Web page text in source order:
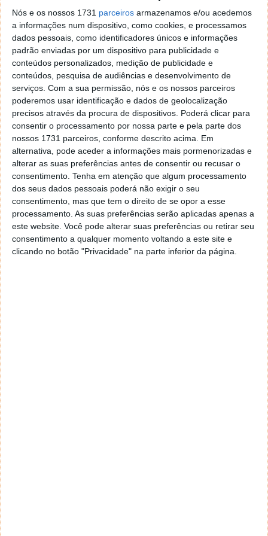
Nós e os nossos 1731 parceiros armazenamos e/ou acedemos
a informações num dispositivo, como cookies, e processamos
dados pessoais, como identificadores únicos e informações
padrão enviadas por um dispositivo para publicidade e
conteúdos personalizados, medição de publicidade e
conteúdos, pesquisa de audiências e desenvolvimento de
serviços. Com a sua permissão, nós e os nossos parceiros
poderemos usar identificação e dados de geolocalização
precisos através da procura de dispositivos. Poderá clicar para
consentir o processamento por nossa parte e pela parte dos
nossos 1731 parceiros, conforme descrito acima. Em
alternativa, pode aceder a informações mais pormenorizadas e
alterar as suas preferências antes de consentir ou recusar o
consentimento. Tenha em atenção que algum processamento
dos seus dados pessoais poderá não exigir o seu
consentimento, mas que tem o direito de se opor a esse
processamento. As suas preferências serão aplicadas apenas a
este website. Você pode alterar suas preferências ou retirar seu
consentimento a qualquer momento voltando a este site e
clicando no botão "Privacidade" na parte inferior da página.
the team at Xiaomi, it's a thrilling adventure.
Tens of billions invested, thousands of
brilliant minds collaborating, and over a
thousand days of dedication have brought us
to this moment. I…
pic.twitter.com/vuAik1yC7w
— Lei Jun (@leijun)December 26, 2023
O que será que a marca apresentará
amanhã?
Apesar de se conhecer já a sua forma final, há ainda
muitos detalhes sobre o Xiaomi SU7 que são uma
incógnita. Toda a informação finaldeverá ser
conhecidaapenas durante o próximo ano, mas
rumores anteriores sugerem que teremos até três
versões diferentes deste carro elétrico, todas elas
com autonomias que variam entre 628 km e 800 km e